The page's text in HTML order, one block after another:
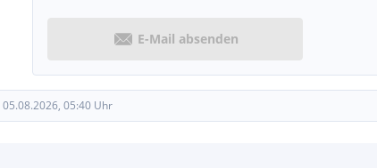
E-Mail absenden
05.08.2026, 05:40 Uhr